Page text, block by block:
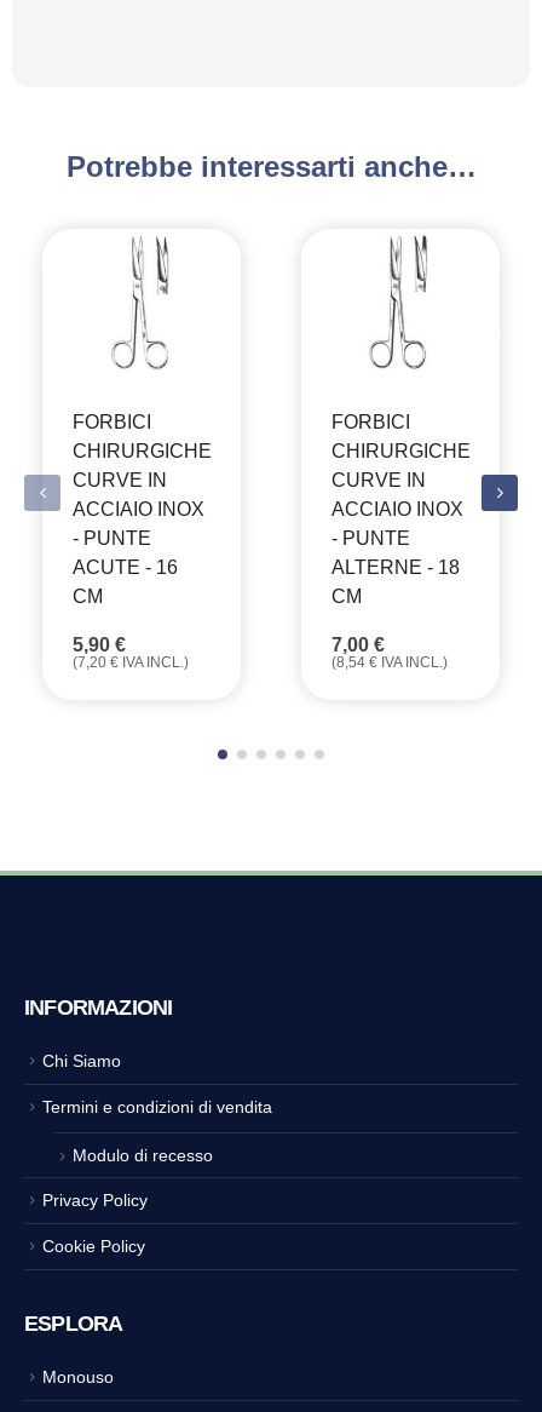
Potrebbe interessarti anche…
FORBICI
CHIRURGICHE
CURVE IN
ACCIAIO INOX
- PUNTE
ACUTE - 16
CM
5,90 €
(7,20 € IVA INCL.)
FORBICI
CHIRURGICHE
CURVE IN
ACCIAIO INOX
- PUNTE
ALTERNE - 18
CM
7,00 €
(8,54 € IVA INCL.)
INFORMAZIONI
Chi Siamo
Termini e condizioni di vendita
Modulo di recesso
Privacy Policy
Cookie Policy
ESPLORA
Monouso